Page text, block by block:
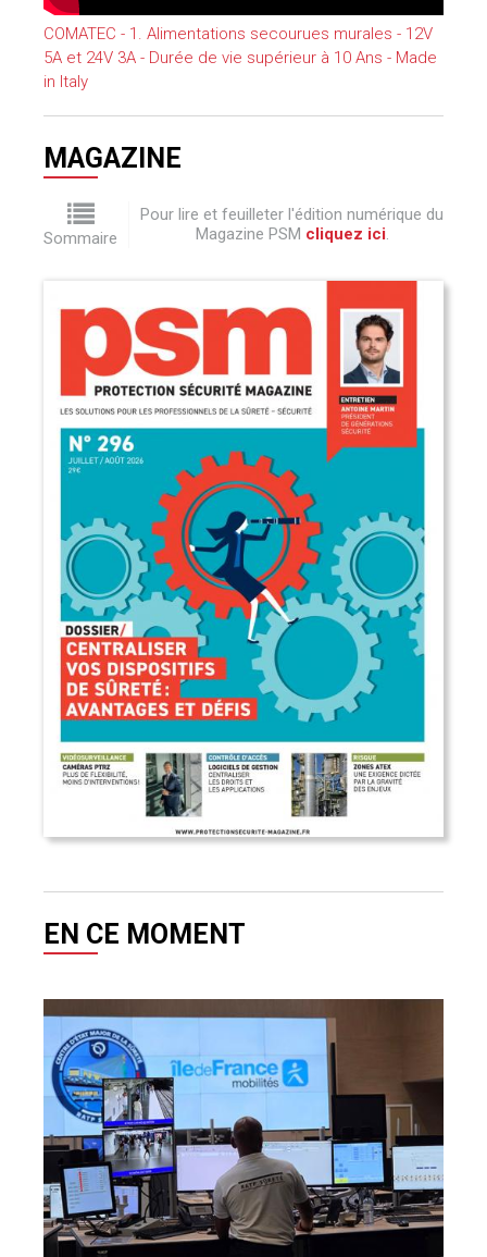
COMATEC - 1. Alimentations secourues murales - 12V
5A et 24V 3A - Durée de vie supérieur à 10 Ans - Made
in Italy
MAGAZINE
Sommaire
Pour lire et feuilleter l'édition numérique du
Magazine PSM cliquez ici.
EN CE MOMENT